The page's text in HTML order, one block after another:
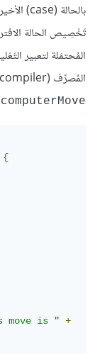
بالحالة (case) الأخيرة الموجودة ضِمْن تَعْليمَة
تَخْصِيص الحالة
المُحتمَلة لتعبير
المُصرِّف (compiler) التأكد من حُدوث إِسْناد مُؤكد للمُتَغيِّر
computerMove
{
move is " +